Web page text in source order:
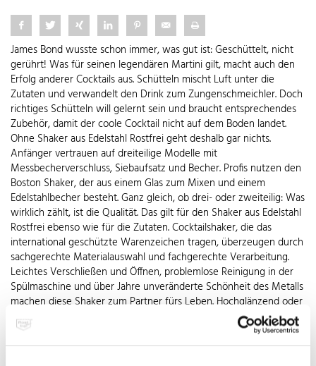
James Bond wusste schon immer, was gut ist: Geschüttelt, nicht
gerührt! Was für seinen legendären Martini gilt, macht auch den
Erfolg anderer Cocktails aus. Schütteln mischt Luft unter die
Zutaten und verwandelt den Drink zum Zungenschmeichler. Doch
richtiges Schütteln will gelernt sein und braucht entsprechendes
Zubehör, damit der coole Cocktail nicht auf dem Boden landet.
Ohne Shaker aus Edelstahl Rostfrei geht deshalb gar nichts.
Anfänger vertrauen auf dreiteilige Modelle mit
Messbecherverschluss, Siebaufsatz und Becher. Profis nutzen den
Boston Shaker, der aus einem Glas zum Mixen und einem
Edelstahlbecher besteht. Ganz gleich, ob drei- oder zweiteilig: Was
wirklich zählt, ist die Qualität. Das gilt für den Shaker aus Edelstahl
Rostfrei ebenso wie für die Zutaten. Cocktailshaker, die das
international geschützte Warenzeichen tragen, überzeugen durch
sachgerechte Materialauswahl und fachgerechte Verarbeitung.
Leichtes Verschließen und Öffnen, problemlose Reinigung in der
Spülmaschine und über Jahre unveränderte Schönheit des Metalls
machen diese Shaker zum Partner fürs Leben. Hochglänzend oder
matt poliert sind sie eine echte Augenweide – immer offen für
neue Abenteuer und wahre Zauberkünstler in Sachen Genuss.